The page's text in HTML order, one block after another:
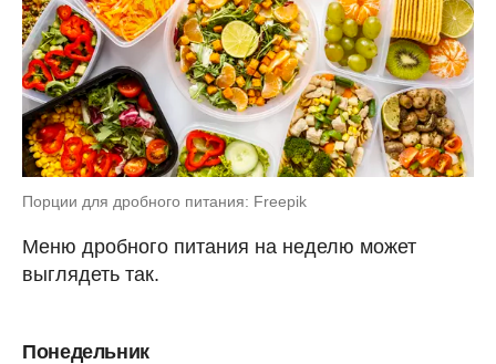
Порции для дробного питания: Freepik
Меню дробного питания на неделю может
выглядеть так.
Понедельник